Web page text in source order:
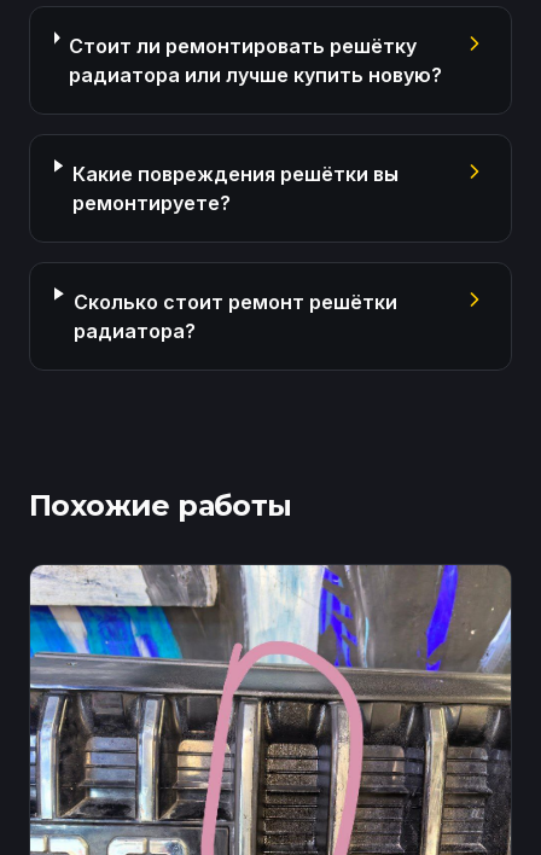
Стоит ли ремонтировать решётку
радиатора или лучше купить новую?
Какие повреждения решётки вы
ремонтируете?
Сколько стоит ремонт решётки
радиатора?
Похожие работы